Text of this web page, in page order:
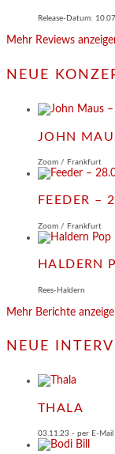
Release-Datum:
Mehr Reviews
NEUE
JOHN
Zoom / Frankfurt
FEEDER –
Zoom / Frankfurt
HALDERN
Rees-Haldern
Mehr Berichte
NEUE
THALA
03.11.23 - per E-Mail